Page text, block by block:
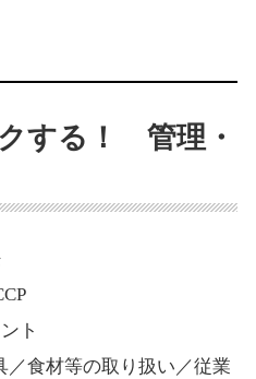
する！ 管理・
ト
／食材等の取り扱い／従業